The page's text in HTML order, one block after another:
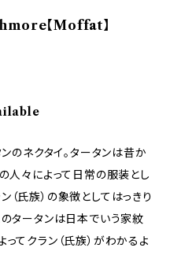
【Moffat】
ネクタイ。タータンは昔か
の人々によって日常の服装とし
（氏族）の象徴としてはっきり
タータンは日本でいう家紋
ってクラン（氏族）がわかるよ